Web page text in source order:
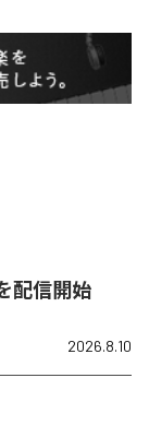
配信開始
2026.8.10